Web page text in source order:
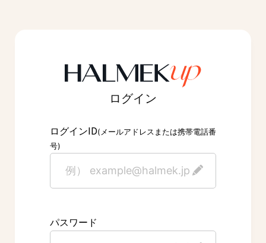
ログイン
ログインID(メールアドレスまたは携帯電話番
号)
パスワード